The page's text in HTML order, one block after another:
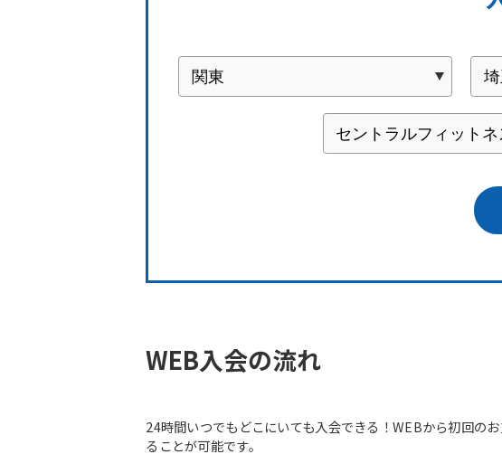
WEB入会の流れ
24時間いつでもどこにいても入会できる！WEBから初回の
ることが可能です。